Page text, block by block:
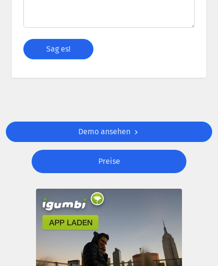
Demo ansehen
Preise